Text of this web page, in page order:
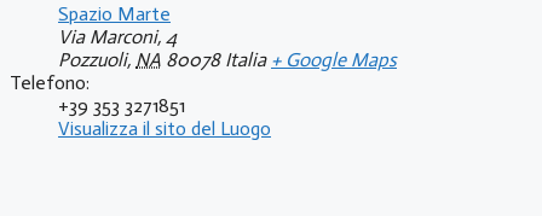
Spazio Marte
Via Marconi, 4
Pozzuoli, NA 80078 Italia + Google Maps
Telefono:
+39 353 3271851
Visualizza il sito del Luogo